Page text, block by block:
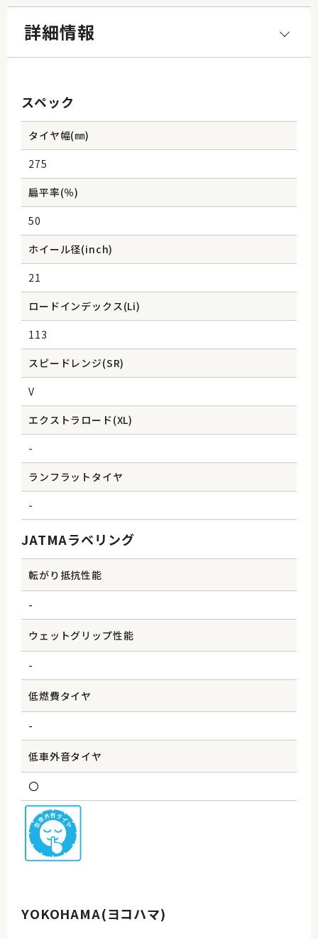
詳細情報
スペック
タイヤ幅(㎜)
275
扁平率(％)
50
ホイール径(inch)
21
ロードインデックス(Li)
113
スピードレンジ(SR)
V
エクストラロード(XL)
-
ランフラットタイヤ
-
JATMAラベリング
転がり抵抗性能
-
ウェットグリップ性能
-
低燃費タイヤ
-
低車外音タイヤ
〇
YOKOHAMA(ヨコハマ)